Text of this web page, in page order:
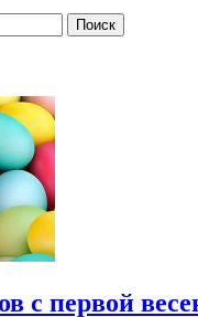
с первой